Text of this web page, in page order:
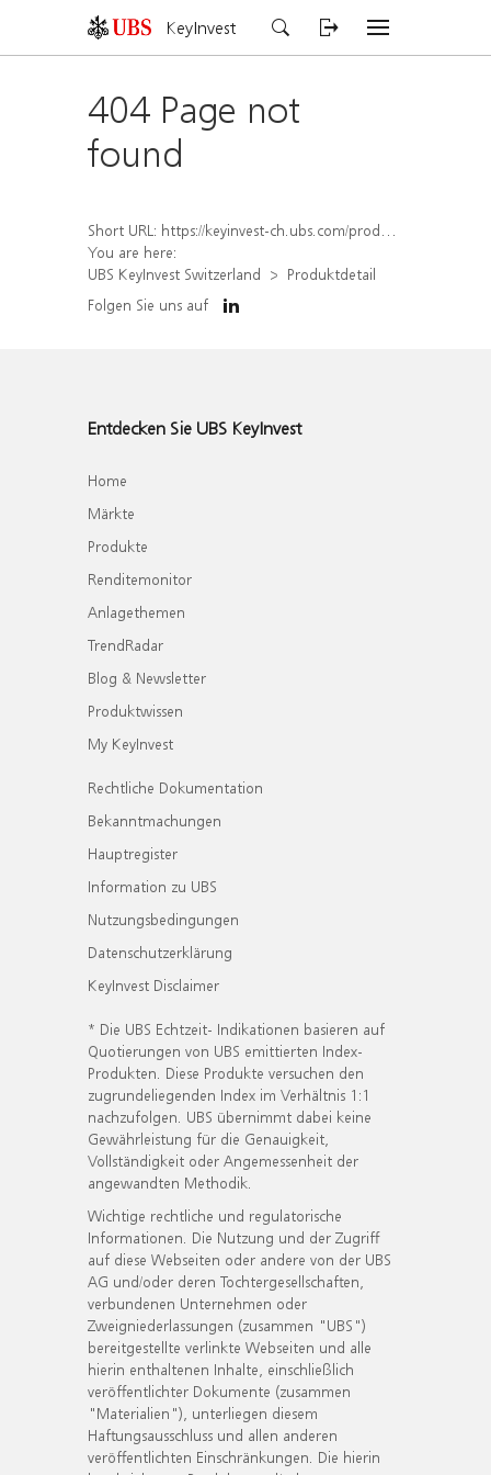
KeyInvest
404 Page not
found
Short URL: https://keyinvest-ch.ubs.com/produkt/detail/index/isin/CH1558306747
You are here:
UBS KeyInvest Switzerland
Produktdetail
Folgen Sie uns auf
Entdecken Sie UBS KeyInvest
Home
Märkte
Produkte
Renditemonitor
Anlagethemen
TrendRadar
Blog & Newsletter
Produktwissen
My KeyInvest
Rechtliche Dokumentation
Bekanntmachungen
Hauptregister
Information zu UBS
Nutzungsbedingungen
Datenschutzerklärung
KeyInvest Disclaimer
* Die UBS Echtzeit- Indikationen basieren auf
Quotierungen von UBS emittierten Index-
Produkten. Diese Produkte versuchen den
zugrundeliegenden Index im Verhältnis 1:1
nachzufolgen. UBS übernimmt dabei keine
Gewährleistung für die Genauigkeit,
Vollständigkeit oder Angemessenheit der
angewandten Methodik.
Wichtige rechtliche und regulatorische
Informationen. Die Nutzung und der Zugriff
auf diese Webseiten oder andere von der UBS
AG und/oder deren Tochtergesellschaften,
verbundenen Unternehmen oder
Zweigniederlassungen (zusammen "UBS")
bereitgestellte verlinkte Webseiten und alle
hierin enthaltenen Inhalte, einschließlich
veröffentlichter Dokumente (zusammen
"Materialien"), unterliegen diesem
Haftungsausschluss und allen anderen
veröffentlichten Einschränkungen. Die hierin